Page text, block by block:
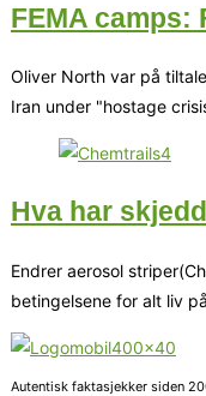
FEMA camps:
Oliver North var på
Iran under "hostage
Hva har
Endrer aerosol
betingelsene for alt liv
Autentisk faktasjekker siden